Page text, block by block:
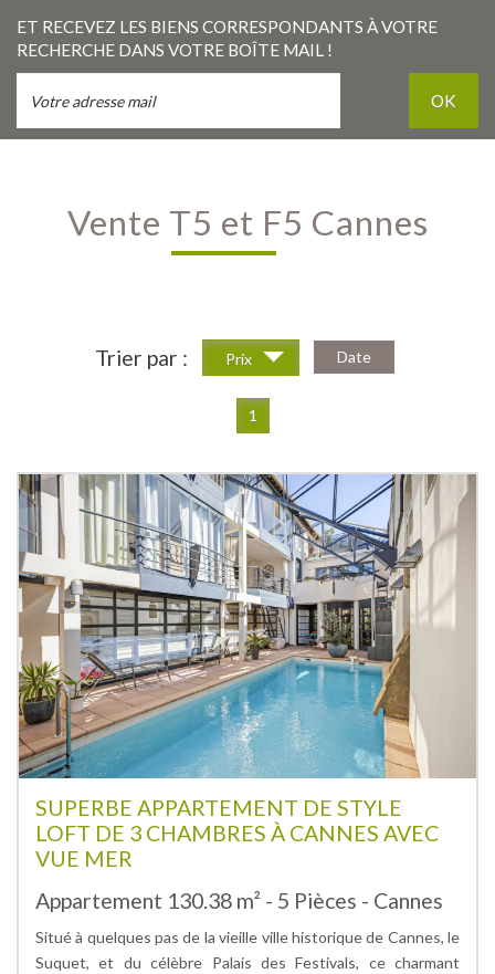
ET RECEVEZ LES BIENS CORRESPONDANTS À VOTRE
RECHERCHE DANS VOTRE BOÎTE MAIL !
OK
Vente T5 et F5 Cannes
Trier par : Prix Date
1
SUPERBE APPARTEMENT DE STYLE
LOFT DE 3 CHAMBRES À CANNES AVEC
VUE MER
Appartement 130.38 m² - 5 Pièces - Cannes
Situé à quelques pas de la vieille ville historique de Cannes, le
Suquet, et du célèbre Palais des Festivals, ce charmant